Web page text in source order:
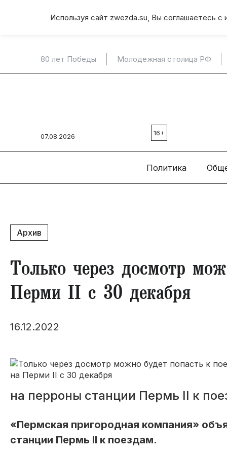
Используя сайт zwezda.su, Вы соглашаетесь
80 лет Победы Молодежная столица РФ
07.08.2026 16+
Политика
Архив
Только через досмотр
Перми II с 30 декабря
16.12.2022
на перроны станции Пермь II к
«Пермская пригородная компания»
станции Пермь II к поездам.